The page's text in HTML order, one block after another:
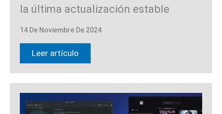
la última actualización estable
14 De Noviembre De 2024
Leer artículo